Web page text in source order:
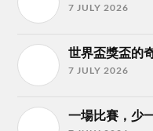
7 JULY 2026
世界盃獎盃的
7 JULY 2026
一場比賽，少